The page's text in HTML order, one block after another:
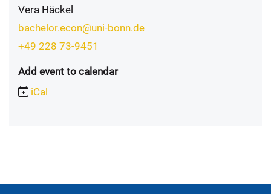
Vera Häckel
bachelor.econ@uni-bonn.de
+49 228 73-9451
Add event to calendar
iCal